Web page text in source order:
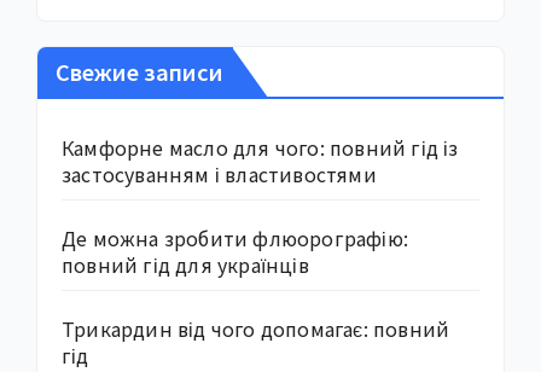
Свежие записи
Камфорне масло для чого: повний гід із
застосуванням і властивостями
Де можна зробити флюорографію:
повний гід для українців
Трикардин від чого допомагає: повний
гід